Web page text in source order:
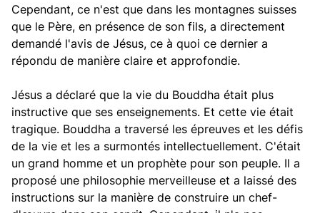
Cependant, ce n'est que dans les montagnes suisses
que le Père, en présence de son fils, a directement
demandé l'avis de Jésus, ce à quoi ce dernier a
répondu de manière claire et approfondie.
Jésus a déclaré que la vie du Bouddha était plus
instructive que ses enseignements. Et cette vie était
tragique. Bouddha a traversé les épreuves et les défis
de la vie et les a surmontés intellectuellement. C'était
un grand homme et un prophète pour son peuple. Il a
proposé une philosophie merveilleuse et a laissé des
instructions sur la manière de construire un chef-